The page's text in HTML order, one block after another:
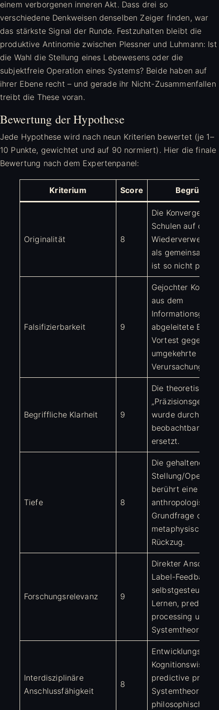
einem verborgenen inneren Akt. Dass drei so
verschiedene Denkweisen denselben Zeiger finden, war
das stärkste Signal der Runde. Festzuhalten bleibt die
produktive Antinomie zwischen Plessner und Luhmann: Ist
die Wahl die Stellung eines Lebewesens oder die
subjektfreie Operation eines Systems? Beide haben auf
ihrer Ebene recht – und gerade ihr Nicht-Zusammenfallen
treibt die These voran.
Bewertung der Hypothese
Jede Hypothese wird nach neun Kriterien bewertet (je 1–
10 Punkte, gewichtet und auf 90 normiert). Hier die finale
Bewertung nach dem Expertenpanel:
Kriterium Score
Originalität 8
Die Konvergenz
Schulen auf die
als
ist so nicht
Falsifizierbarkeit 9
Gejochter
aus dem
abgeleitete
Vortest gegen
umgekehrte
Verursachung.
Begriffliche Klarheit 9
Die theoretisch
wurde durch ein
beobachtbares
ersetzt.
Tiefe 8
Die gehaltene
Stellung/
berührt eine
anthropologische
Grundfrage ohne
metaphysischen
Rückzug.
Forschungsrelevanz 9
Direkter
Label-Feedback,
selbstgesteuertes
Lernen, predictive
processing und
Systemtheorie.
Interdisziplinäre
Anschlussfähigkeit
8
predictive
Systemtheorie,
philosophische